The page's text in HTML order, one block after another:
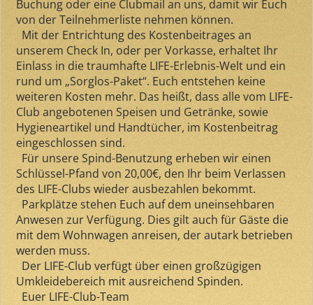
Buchung oder eine Clubmail an uns, damit wir Euch
von der Teilnehmerliste nehmen können.
Mit der Entrichtung des Kostenbeitrages an
unserem Check In, oder per Vorkasse, erhaltet Ihr
Einlass in die traumhafte LIFE-Erlebnis-Welt und ein
rund um „Sorglos-Paket“. Euch entstehen keine
weiteren Kosten mehr. Das heißt, dass alle vom LIFE-
Club angebotenen Speisen und Getränke, sowie
Hygieneartikel und Handtücher, im Kostenbeitrag
eingeschlossen sind.
Für unsere Spind-Benutzung erheben wir einen
Schlüssel-Pfand von 20,00€, den Ihr beim Verlassen
des LIFE-Clubs wieder ausbezahlen bekommt.
Parkplätze stehen Euch auf dem uneinsehbaren
Anwesen zur Verfügung. Dies gilt auch für Gäste die
mit dem Wohnwagen anreisen, der autark betrieben
werden muss.
Der LIFE-Club verfügt über einen großzügigen
Umkleidebereich mit ausreichend Spinden.
Euer LIFE-Club-Team